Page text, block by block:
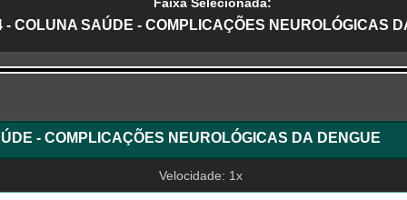
- COLUNA SAÚDE - COMPLICAÇÕES NEUROLÓGICAS
- COMPLICAÇÕES NEUROLÓGICAS DA DENGUE
Velocidade: 1x